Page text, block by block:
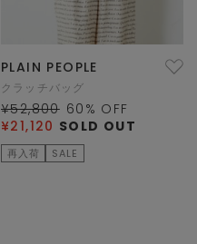
PLAIN PEOPLE
クラッチバッグ
¥52,800 60 % OFF
¥21,120 SOLD OUT
再入荷 SALE